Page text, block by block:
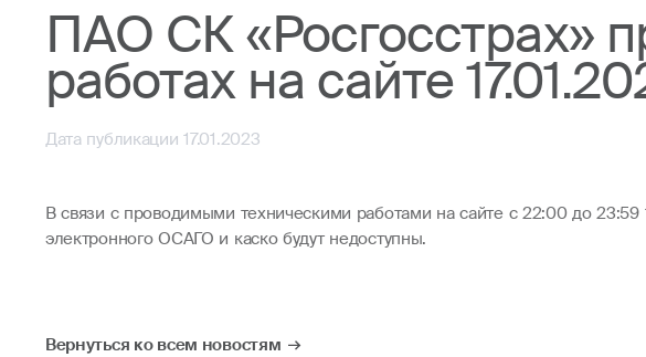
ПАО СК «Росгосстрах»
работах на сайте
Дата публикации 17.01.2023
В связи с проводимыми техническими работами на сайте с 22:00 до
электронного ОСАГО и каско будут недоступны.
Вернуться ко всем новостям